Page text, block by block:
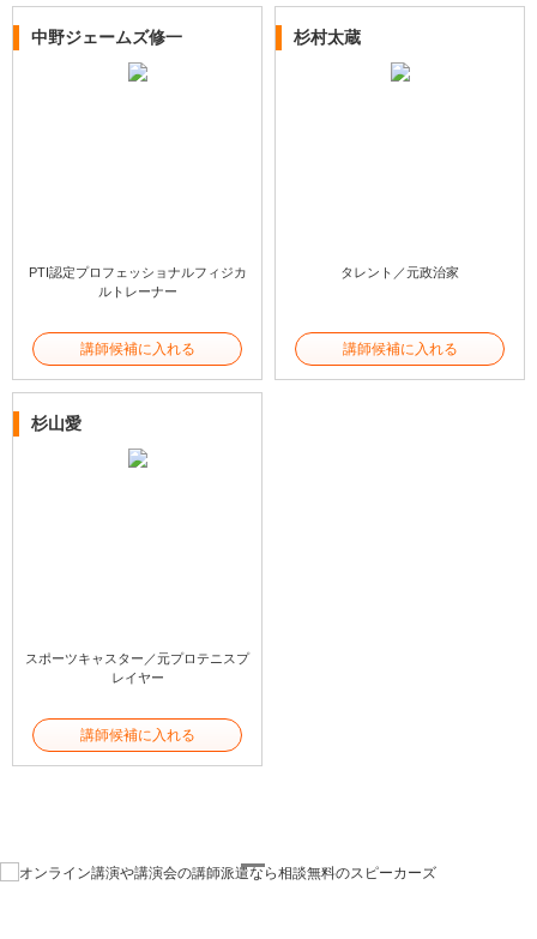
中野ジェームズ修一
PTI認定プロフェッショナルフィジカ
ルトレーナー
講師候補に入れる
杉村太蔵
タレント／元政治家
講師候補に入れる
杉山愛
スポーツキャスター／元プロテニスプ
レイヤー
講師候補に入れる